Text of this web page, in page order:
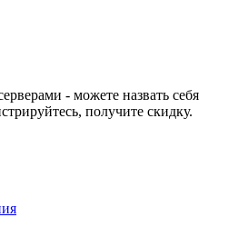
- можете назвать себя
получите скидку.